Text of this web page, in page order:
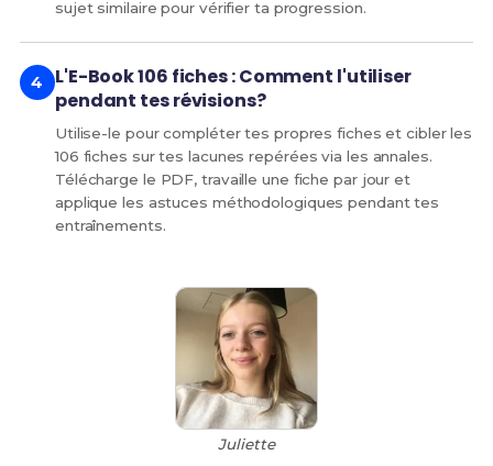
sujet similaire pour vérifier ta progression.
L'E-Book 106 fiches : Comment l'utiliser
pendant tes révisions?
Utilise-le pour compléter tes propres fiches et cibler les
106 fiches sur tes lacunes repérées via les annales.
Télécharge le PDF, travaille une fiche par jour et
applique les astuces méthodologiques pendant tes
entraînements.
Juliette